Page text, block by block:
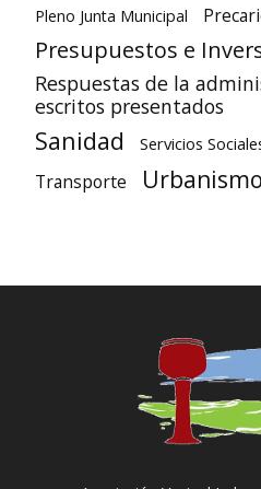
Pleno Junta Municipal
Presupuestos e
Respuestas de la
escritos presentados
Sanidad Servicios
Transporte